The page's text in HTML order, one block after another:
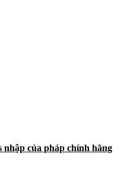
nhập của pháp chính hãng